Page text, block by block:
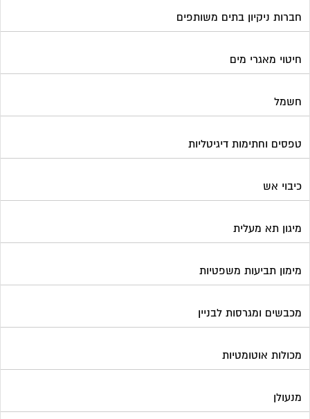
חברות ניקיון בתים משותפים
חיטוי מאגרי מים
חשמל
טפסים וחתימות דיגיטליות
כיבוי אש
מיגון תא מעלית
מימון תביעות משפטיות
מכבשים ומגרסות לבניין
מכולות אוטומטיות
מנעולן